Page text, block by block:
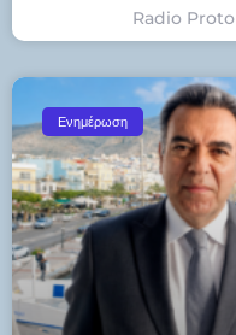
Radio Proto
Ενημέρωση